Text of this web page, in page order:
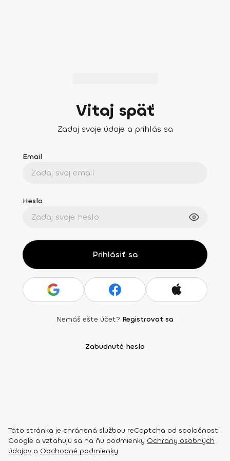
Vitaj späť
Zadaj svoje údaje a prihlás sa
Email
Heslo
Prihlásiť sa
Nemáš ešte účet? Registrovať sa
Zabudnuté heslo
Táto stránka je chránená službou reCaptcha od spoločnosti
Google a vzťahujú sa na ňu podmienky Ochrany osobných
údajov a Obchodné podmienky